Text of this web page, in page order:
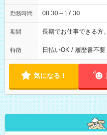
勤務時間 08:30～17:30
期間 長期でお仕事できる方
特徴 日払いOK / 履歴書不要
気になる！